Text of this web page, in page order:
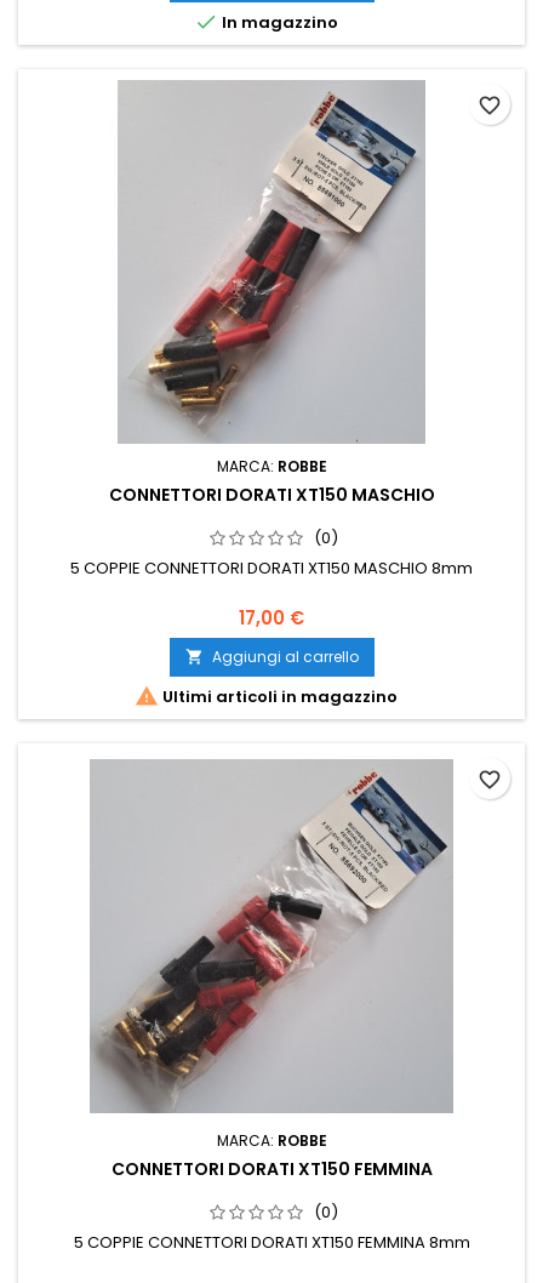
 In magazzino
MARCA: ROBBE
CONNETTORI DORATI XT150 MASCHIO
(0)
5 COPPIE CONNETTORI DORATI XT150 MASCHIO 8mm
17,00 €
 Aggiungi al carrello
 Ultimi articoli in magazzino
favorite_border
MARCA: ROBBE
CONNETTORI DORATI XT150 FEMMINA
(0)
5 COPPIE CONNETTORI DORATI XT150 FEMMINA 8mm
favorite_border